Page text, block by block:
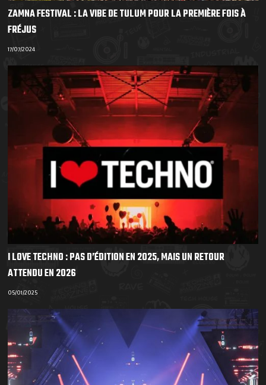
ZAMNA FESTIVAL : LA VIBE DE TULUM POUR LA PREMIÈRE FOIS À
FRÉJUS
17/07/2024
I LOVE TECHNO : PAS D’ÉDITION EN 2025, MAIS UN RETOUR
ATTENDU EN 2026
05/01/2025